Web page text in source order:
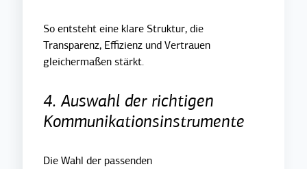
So entsteht eine klare Struktur, die
Transparenz, Effizienz und Vertrauen
gleichermaßen stärkt.
4. Auswahl der richtigen
Kommunikationsinstrumente
Die Wahl der passenden